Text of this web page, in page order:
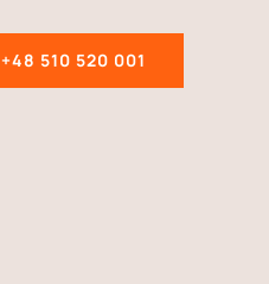
+48 510 520 001